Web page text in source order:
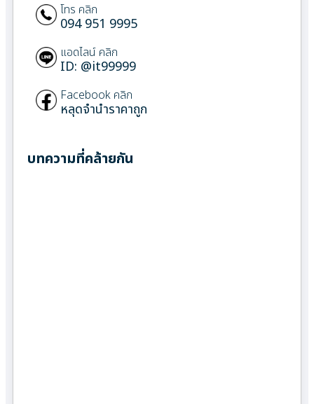
โทร คลิก
094 951 9995
แอดไลน์ คลิก
ID: @it99999
Facebook คลิก
หลุดจำนำราคาถูก
บทความที่คล้ายกัน